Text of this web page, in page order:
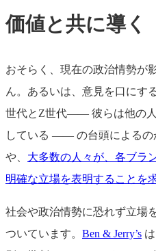
価値と共に導く
おそらく、現在の政治情勢が
ん。あるいは、意見を口にす
世代とZ世代―― 彼らは他の
している ―― の台頭によるの
や、 大多数の人々が、各ブラ
明確な立場を表明することを
社会や政治情勢に恐れず立場
ついています。 Ben & Jerry’s